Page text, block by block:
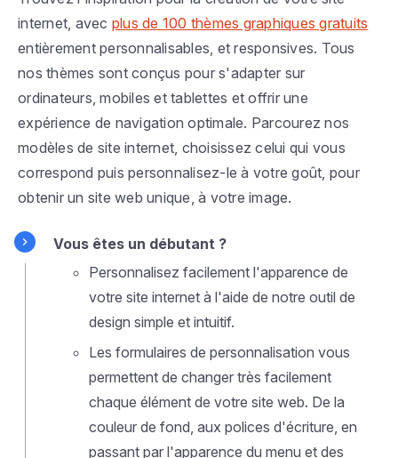
internet, avec plus de 100 thèmes graphiques gratuits
entièrement personnalisables, et responsives. Tous
nos thèmes sont conçus pour s'adapter sur
ordinateurs, mobiles et tablettes et offrir une
expérience de navigation optimale. Parcourez nos
modèles de site internet, choisissez celui qui vous
correspond puis personnalisez-le à votre goût, pour
obtenir un site web unique, à votre image.
Vous êtes un débutant ?
Personnalisez facilement l'apparence de
votre site internet à l'aide de notre outil de
design simple et intuitif.
Les formulaires de personnalisation vous
permettent de changer très facilement
chaque élément de votre site web. De la
couleur de fond, aux polices d'écriture, en
passant par l'apparence du menu et des